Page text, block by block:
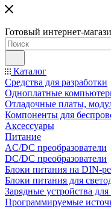
Готовый интернет-
Каталог
Средства для разработки
Одноплатные
Отладочные платы,
Компоненты для
Аксессуары
Питание
AC/DC преобразователи
DC/DC преобразователи
Блоки питания на DIN-
Блоки питания для
Зарядные устройства для
Программируемые